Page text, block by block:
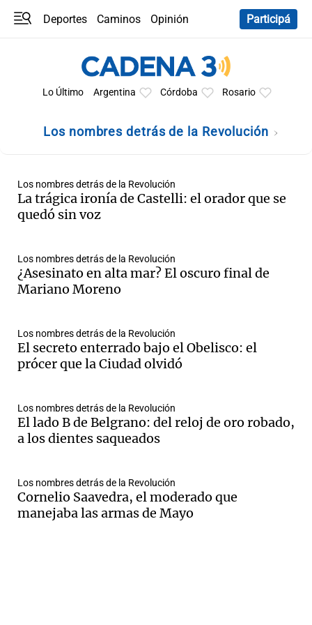
Deportes Caminos
Opinión
Participá
Lo Último Argentina Córdoba Rosario
Los nombres detrás de la Revolución
Los nombres detrás de la Revolución
La trágica ironía de Castelli: el orador que se
quedó sin voz
Los nombres detrás de la Revolución
¿Asesinato en alta mar? El oscuro final de
Mariano Moreno
Los nombres detrás de la Revolución
El secreto enterrado bajo el Obelisco: el
prócer que la Ciudad olvidó
Los nombres detrás de la Revolución
El lado B de Belgrano: del reloj de oro robado,
a los dientes saqueados
Los nombres detrás de la Revolución
Cornelio Saavedra, el moderado que
manejaba las armas de Mayo